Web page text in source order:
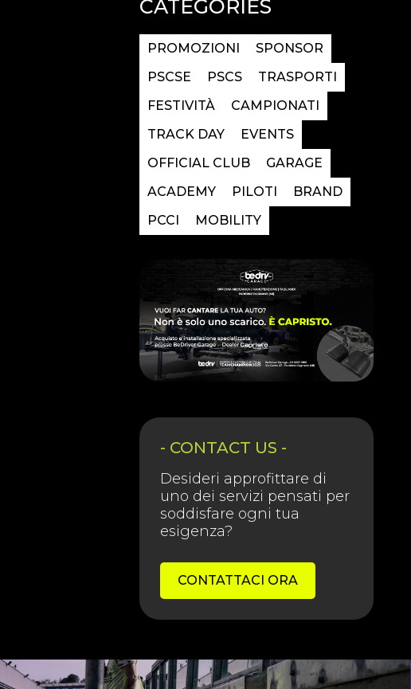
CATEGORIES
PROMOZIONI
SPONSOR
PSCSE
PSCS
TRASPORTI
FESTIVITÀ
CAMPIONATI
TRACK DAY
EVENTS
OFFICIAL CLUB
GARAGE
ACADEMY
PILOTI
BRAND
PCCI
MOBILITY
- CONTACT US -
Desideri approfittare di
uno dei servizi pensati per
soddisfare ogni tua
esigenza?
CONTATTACI ORA